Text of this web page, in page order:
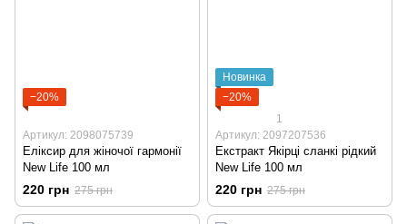
−20%
Артикул: 2098075739
Еліксир для жіночої гармонії
New Life 100 мл
220 грн 275 грн
Новинка
−20%
1
Артикул: 2097207536
Екстракт Якірці сланкі рідкий
New Life 100 мл
220 грн 275 грн